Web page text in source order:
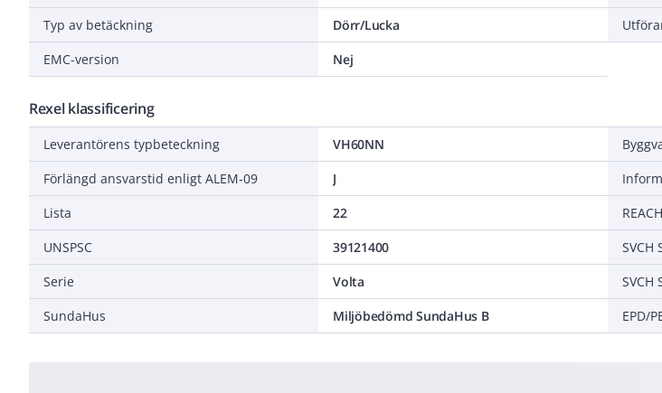
Typ av betäckning
Dörr/Lucka
EMC-version
Nej
Rexel klassificering
Leverantörens typbeteckning
VH60NN
Förlängd ansvarstid enligt ALEM-09
J
Lista
22
UNSPSC
39121400
Serie
Volta
SundaHus
Miljöbedömd SundaHus B
SVCH
SVCH
EPD/